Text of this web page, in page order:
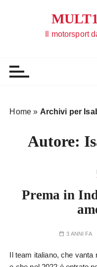
Il motorsport
Home » Archivi per
Autore:
Prema in
3 ANNI FA
Il team italiano, che vanta